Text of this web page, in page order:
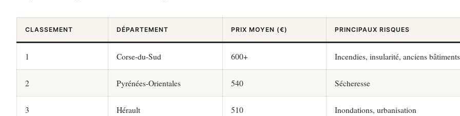
CLASSEMENT DÉPARTEMENT PRIX MOYEN (€) PRINCIPAUX RISQUES
1 Corse-du-Sud 600+ Incendies, insularité, anciens bâtiments
2 Pyrénées-Orientales 540 Sécheresse
3 Hérault 510 Inondations, urbanisation